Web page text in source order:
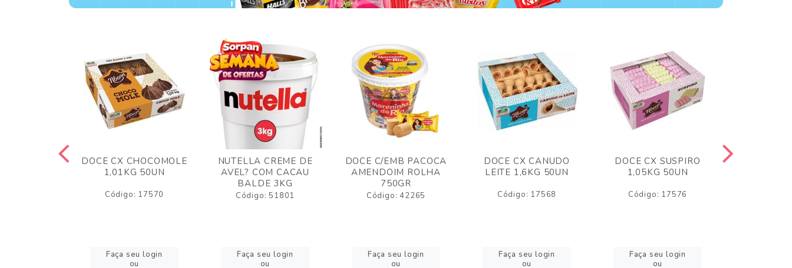
DOCE CX CHOCOMOLE
1,01KG 50UN
Código: 17570
Faça seu login
ou
NUTELLA CREME DE
AVEL? COM CACAU
BALDE 3KG
Código: 51801
Faça seu login
ou
DOCE C/EMB PACOCA
AMENDOIM ROLHA
750GR
Código: 42265
Faça seu login
ou
DOCE CX CANUDO
LEITE 1,6KG 50UN
Código: 17568
Faça seu login
ou
DOCE CX SUSPIRO
1,05KG 50UN
Código: 17576
Faça seu login
ou